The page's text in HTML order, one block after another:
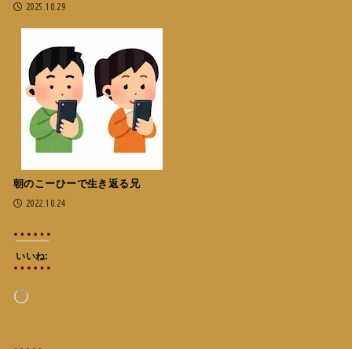
2025.10.29
朝のこーひーで生き返る兄
2022.10.24
いいね:
み